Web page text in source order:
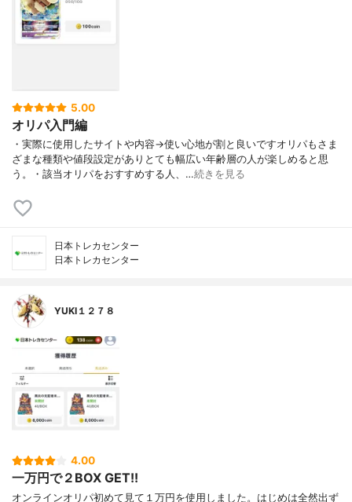
5.00
オリパ入門編
・実際に使用したサイトや内容→使い心地が割と良いですオリパもさま
ざまな種類や値段設定がありとても幅広い年齢層の人が楽しめると思
う。・該当オリパをおすすめする人、…続きを見る
日本トレカセンター
日本トレカセンター
YUKI１２７８
4.00
一万円で２BOX GET!!
オンラインオリパ初めて見て１万円を使用しました。はじめは全然出ず